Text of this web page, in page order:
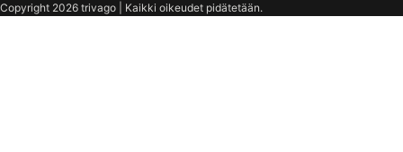
Copyright 2026 trivago | Kaikki oikeudet pidätetään.